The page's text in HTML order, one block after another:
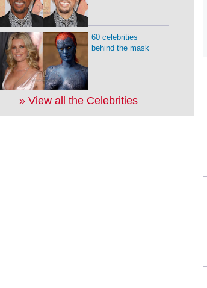
60 celebrities
behind the mask
» View all the Celebrities